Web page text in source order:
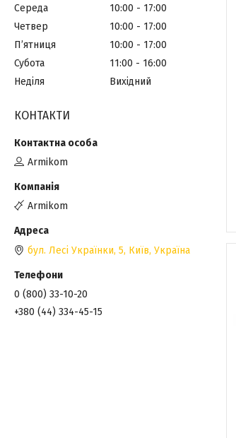
Середа
10:00
17:00
Четвер
10:00
17:00
Пʼятниця
10:00
17:00
Субота
11:00
16:00
Неділя
Вихідний
КОНТАКТИ
Armikom
Armikom
бул. Лесі Українки, 5, Київ, Україна
0 (800) 33-10-20
+380 (44) 334-45-15